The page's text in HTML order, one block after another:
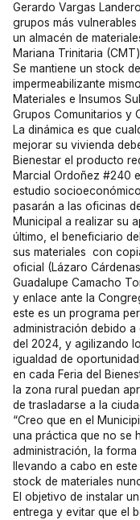
Gerardo Vargas
grupos más
un almacén de
Mariana Trinitaria
Se mantiene un stock
impermeabilizante
Materiales e Insumos
Grupos Comunitarios y
La dinámica es que
mejorar su vivienda
Bienestar el producto
Marcial Ordoñez #240
estudio
pasarán a las oficinas
Municipal a realizar su
último, el beneficiario
sus materiales con
oficial (Lázaro
Guadalupe Camacho
y enlace ante la
este es un programa
administración debido
del 2024, y agilizando
igualdad de
en cada Feria del
la zona rural puedan
de trasladarse a la
“Creo que en el
una práctica que no se
administración, la
llevando a cabo en
stock de materiales
El objetivo de instalar
entrega y evitar que el